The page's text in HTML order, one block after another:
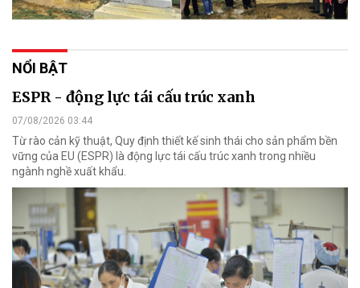
NỔI BẬT
ESPR - động lực tái cấu trúc xanh
07/08/2026 03:44
Từ rào cản kỹ thuật, Quy định thiết kế sinh thái cho sản phẩm bền
vững của EU (ESPR) là động lực tái cấu trúc xanh trong nhiều
ngành nghề xuất khẩu.